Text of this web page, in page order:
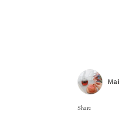
Mai
Share